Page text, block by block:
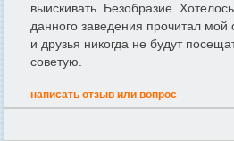
выискивать. Безобразие.
данного заведения прочитал
и друзья никогда не будут
советую.
написать отзыв или вопрос